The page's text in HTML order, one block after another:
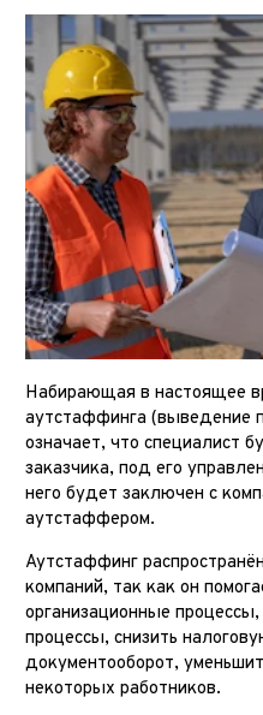
Набирающая в настоящее
аутстаффинга (выведение
означает, что специалист
заказчика, под его
него будет заключен с
аутстаффером.
Аутстаффинг
компаний, так как он
организационные
процессы, снизить
документооборот,
некоторых работников.